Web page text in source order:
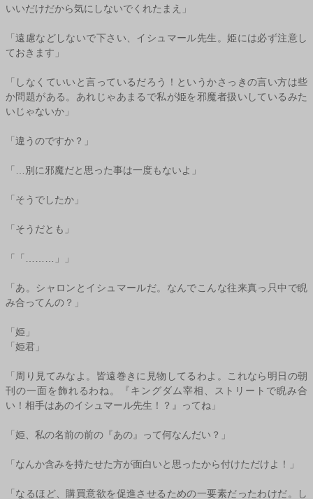
いいだけだから気にしないでくれたまえ」
「遠慮などしないで下さい、イシュマール先生。姫には必ず注意し
ておきます」
「しなくていいと言っているだろう！というかさっきの言い方は些
か問題がある。あれじゃあまるで私が姫を邪魔者扱いしているみた
いじゃないか」
「違うのですか？」
「…別に邪魔だと思った事は一度もないよ」
「そうでしたか」
「そうだとも」
「「………」」
「あ。シャロンとイシュマールだ。なんでこんな往来真っ只中で睨
み合ってんの？」
「姫」
「姫君」
「周り見てみなよ。皆遠巻きに見物してるわよ。これなら明日の朝
刊の一面を飾れるわね。『キングダム宰相、ストリートで睨み合
い！相手はあのイシュマール先生！？』ってね」
「姫、私の名前の前の『あの』って何なんだい？」
「なんか含みを持たせた方が面白いと思ったから付けただけよ！」
「なるほど、購買意欲を促進させるための一要素だったわけだ。し